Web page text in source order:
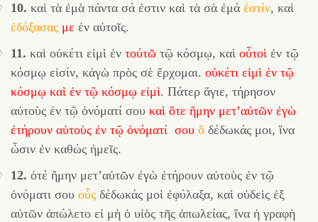
10. καὶ τὰ ἐμὰ πάντα σά ἐστιν καὶ τὰ σὰ ἐμά ἐστίν, καὶ
ἐδόξασας με ἐν αὐτοῖς.
11. καὶ οὐκέτι εἰμὶ ἐν τούτῶ τῷ κόσμῳ, καὶ οὖτοὶ ἐν τῷ
κόσμῳ εἰσίν, κἀγὼ πρὸς σὲ ἔρχομαι. οὐκέτι εἰμὶ ἐν τῷ
κόσμῳ καὶ ἐν τῷ κόσμῳ εἰμὶ. Πάτερ ἅγιε, τήρησον
αὐτοὺς ἐν τῷ ὀνόματί σου καὶ ὅτε ἤμην μετ’αὐτῶν ἐγὼ
ἐτήρουν αὐτοὺς ἐν τῷ ὀνόματί σου ὅ δέδωκάς μοι, ἵνα
ὦσιν ἐν καθώς ἡμεῖς.
12. ὁτέ ἤμην μετ’αὐτῶν ἐγὼ ἐτήρουν αὐτοὺς ἐν τῷ
ὀνόματι σου οὗς δέδωκάς μοὶ ἐφύλαξα, καὶ οὐδεὶς ἐξ
αὐτῶν ἀπώλετο εἰ μὴ ὁ υἱὸς τῆς ἀπωλείας, ἵνα ἡ γραφὴ